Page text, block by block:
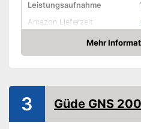
Leistungsaufnahme
Amazon Lieferzeit
Mehr
Amazon
3 Güde GNS